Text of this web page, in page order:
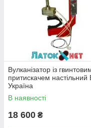
Вулканізатор із
притискачем
Україна
В наявності
18 600 ₴